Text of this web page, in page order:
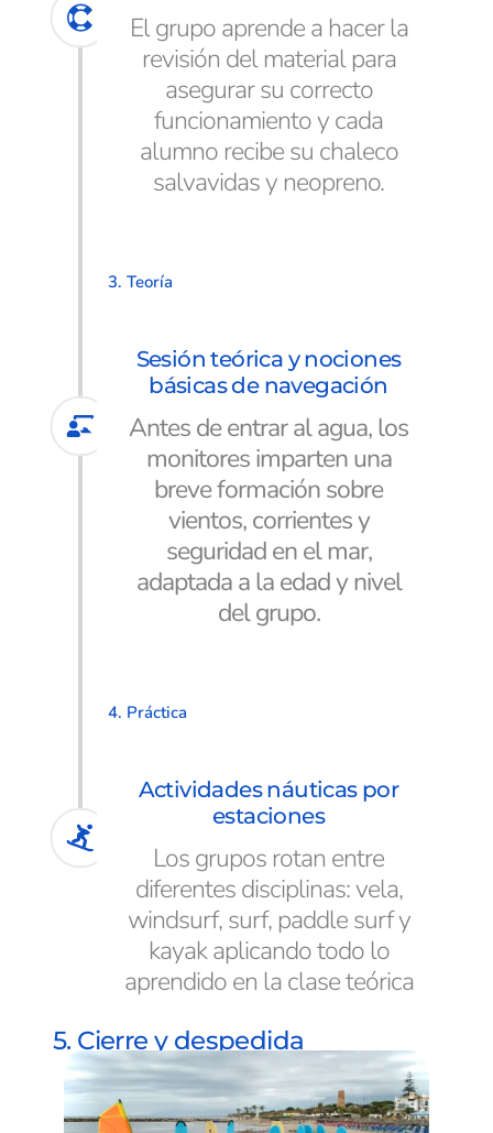
El grupo aprende a hacer la
revisión del material para
asegurar su correcto
funcionamiento y cada
alumno recibe su chaleco
salvavidas y neopreno.
3. Teoría
Sesión teórica y nociones
básicas de navegación
Antes de entrar al agua, los
monitores imparten una
breve formación sobre
vientos, corrientes y
seguridad en el mar,
adaptada a la edad y nivel
del grupo.
4. Práctica
Actividades náuticas por
estaciones
Los grupos rotan entre
diferentes disciplinas: vela,
windsurf, surf, paddle surf y
kayak aplicando todo lo
aprendido en la clase teórica
5. Cierre y despedida